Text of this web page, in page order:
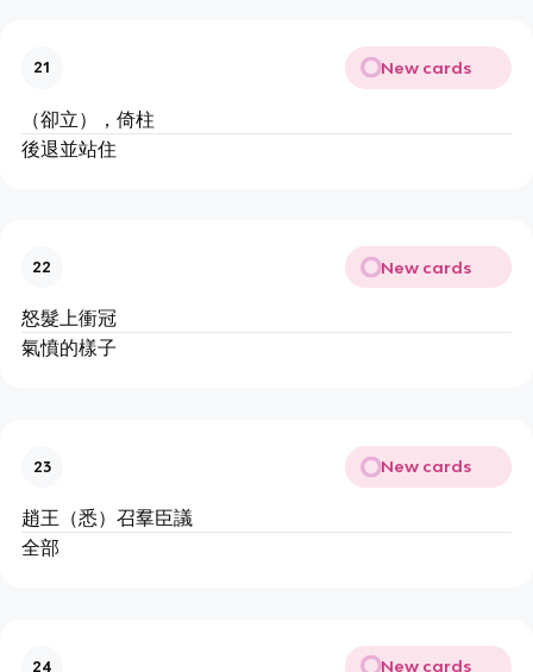
21 New cards
（卻立），倚柱
後退並站住
22 New cards
怒髮上衝冠
氣憤的樣子
23 New cards
趙王（悉）召羣臣議
全部
24 New cards